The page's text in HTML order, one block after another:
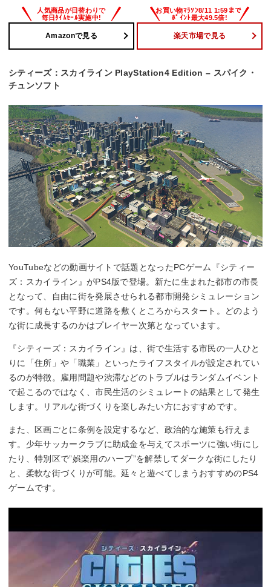
Amazonで見る 楽天市場で見る
シティーズ：スカイライン PlayStation4 Edition – スパイク・
チュンソフト
YouTubeなどの動画サイトで話題となったPCゲーム『シティー
ズ：スカイライン』がPS4版で登場。新たに生まれた都市の市長
となって、自由に街を発展させられる都市開発シミュレーション
です。何もない平野に道路を敷くところからスタート。どのよう
な街に成長するのかはプレイヤー次第となっています。
『シティーズ：スカイライン』は、街で生活する市民の一人ひと
りに「住所」や「職業」といったライフスタイルが設定されてい
るのが特徴。雇用問題や渋滞などのトラブルはランダムイベント
で起こるのではなく、市民生活のシミュレートの結果として発生
します。リアルな街づくりを楽しみたい方におすすめです。
また、区画ごとに条例を設定するなど、政治的な施策も行えま
す。少年サッカークラブに助成金を与えてスポーツに強い街にし
たり、特別区で”娯楽用のハーブ”を解禁してダークな街にしたり
と、柔軟な街づくりが可能。延々と遊べてしまうおすすめのPS4
ゲームです。